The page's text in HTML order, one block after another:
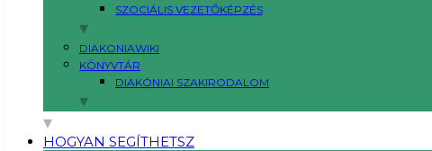
SZOCIÁLIS VEZETŐKÉPZÉS
DIAKONIAWIKI
KÖNYVTÁR
DIAKÓNIAI SZAKIRODALOM
HOGYAN SEGÍTHETSZ